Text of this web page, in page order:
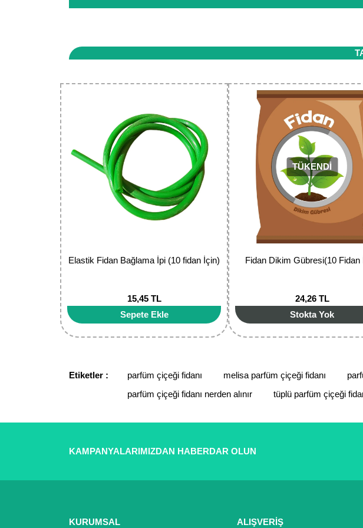
seçenekleri uygulanır.
Bu ürünün fiyat bilgisi, resim, ürün açıklamalarında ve diğer konularda
Ürün resmi kalitesiz, bozuk veya görüntülenemiyor.
Ürün açıklamasında eksik bilgiler bulunuyor.
Ürün bilgilerinde hatalar bulunuyor.
Ürün fiyatı diğer sitelerden daha pahalı.
Bu ürüne benzer farklı alternatifler olmalı.
Elastik Fidan Bağlama İpi (10 fidan İçin)
15,45 TL
Sepete Ekle
TÜKENDİ
Fidan Dikim Gübresi(10 Fidan
24,26 TL
Stokta Yok
Etiketler : parfüm çiçeği fidanı melisa parfüm çiçeği fidanı
parfüm çiçeği fidanı nerden alınır
tüplü parfüm çiçeği
KAMPANYALARIMIZDAN HABERDAR OLUN
KURUMSAL ALIŞVERİŞ